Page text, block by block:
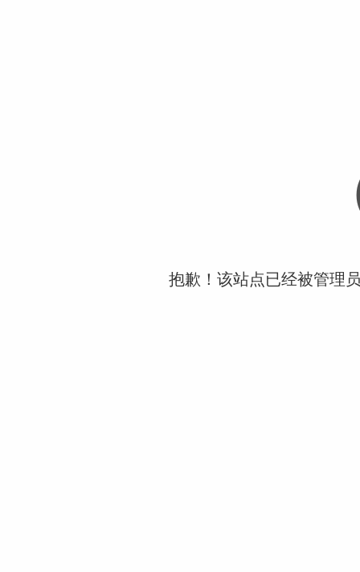
抱歉！该站点已经被管理